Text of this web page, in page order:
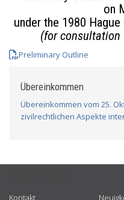
on
under the 1980
(for consultation
Preliminary Outline
Übereinkommen
Übereinkommen vom 25.
zivilrechtlichen Aspekte
Kontakt